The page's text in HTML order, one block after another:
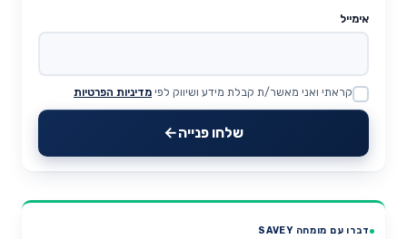
אימייל
Website
קראתי ואני מאשר/ת קבלת מידע ושיווק לפי מדיניות הפרטיות
שלחו פנייה
דברו עם מומחה SAVEY